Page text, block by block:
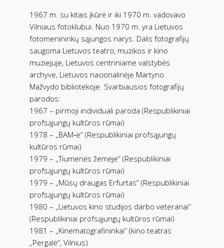
1967 m. su kitais įkūrė ir iki 1970 m. vadovavo
Vilniaus fotoklubui. Nuo 1970 m. yra Lietuvos
fotomenininkų sąjungos narys. Dalis fotografijų
saugoma Lietuvos teatro, muzikos ir kino
muziejuje, Lietuvos centriniame valstybės
archyve, Lietuvos nacionalinėje Martyno
Mažvydo bibliotekoje. Svarbiausios fotografijų
parodos:
1967 – pirmoji individuali paroda (Respublikiniai
profsąjungų kultūros rūmai)
1978 – „BAM‑e“ (Respublikiniai profsąjungų
kultūros rūmai)
1979 – „Tiumenės žemėje“ (Respublikiniai
profsąjungų kultūros rūmai)
1979 – „Mūsų draugas Erfurtas“ (Respublikiniai
profsąjungų kultūros rūmai)
1980 – „Lietuvos kino studijos darbo veteranai“
(Respublikiniai profsąjungų kultūros rūmai)
1981 – „Kinematografininkai“ (kino teatras
„Pergalė“, Vilnius)